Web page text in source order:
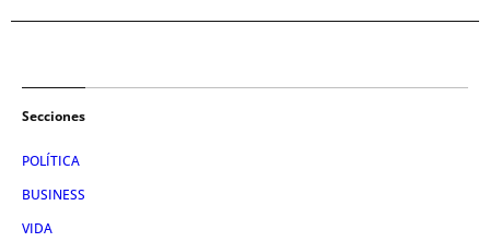
Secciones
POLÍTICA
BUSINESS
VIDA